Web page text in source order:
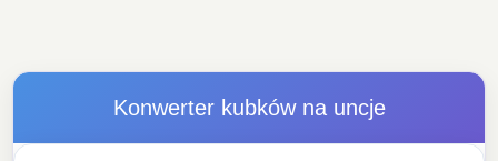
Konwerter kubków na uncje